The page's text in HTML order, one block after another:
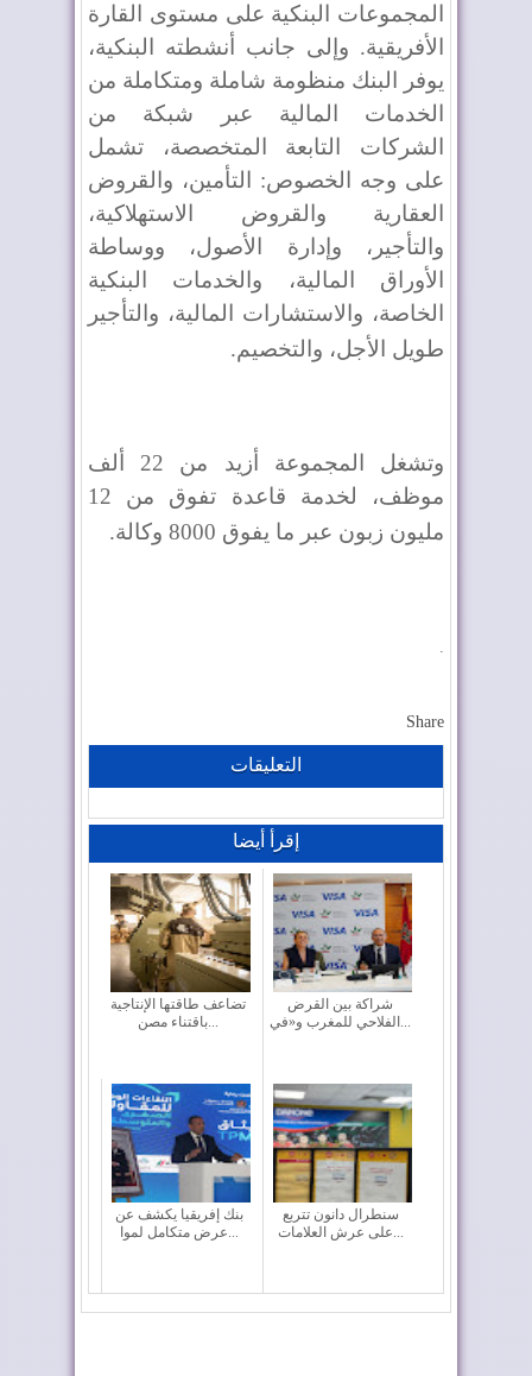
المجموعات البنكية على مستوى القارة
الأفريقية. وإلى جانب أنشطته البنكية،
يوفر البنك منظومة شاملة ومتكاملة من
الخدمات المالية عبر شبكة من
الشركات التابعة المتخصصة، تشمل
على وجه الخصوص: التأمين، والقروض
العقارية والقروض الاستهلاكية،
والتأجير، وإدارة الأصول، ووساطة
الأوراق المالية، والخدمات البنكية
الخاصة، والاستشارات المالية، والتأجير
طويل الأجل، والتخصيم.
وتشغل المجموعة أزيد من 22 ألف
موظف، لخدمة قاعدة تفوق من 12
مليون زبون عبر ما يفوق 8000 وكالة
.
.
Share
التعليقات
إقرأ أيضا
تضاعف طاقتها الإنتاجية
باقتناء مصن...
شراكة بين القرض
الفلاحي للمغرب و«في...
بنك إفريقيا يكشف عن
عرض متكامل لموا...
سنطرال دانون تتربع
على عرش العلامات...